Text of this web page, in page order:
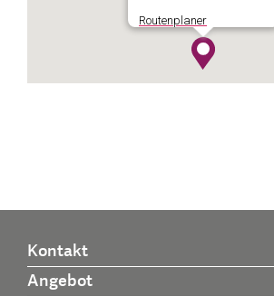
Routenplaner
Kontakt
Angebot